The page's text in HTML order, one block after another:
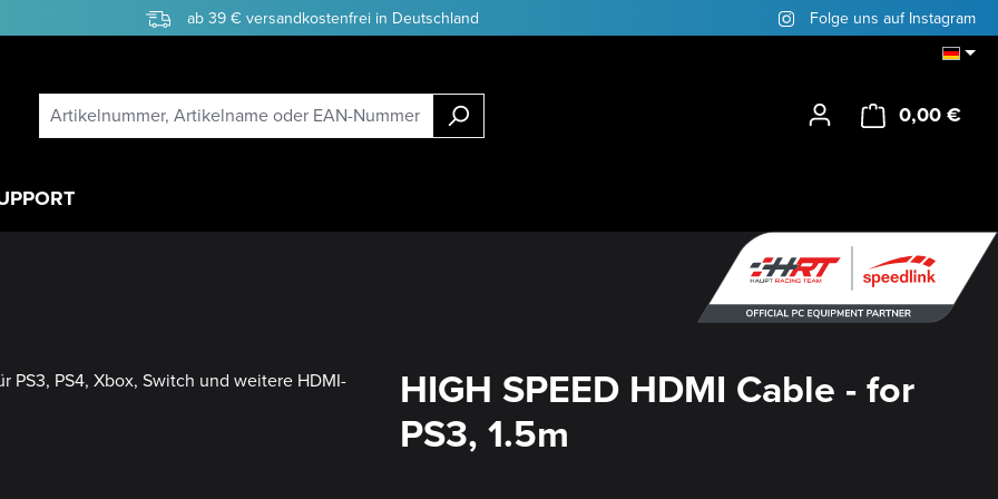
ab 39 € versandkostenfrei in Deutschland Folge uns auf Instagram
0,00 €
HIGH SPEED HDMI Cable - for
PS3, 1.5m